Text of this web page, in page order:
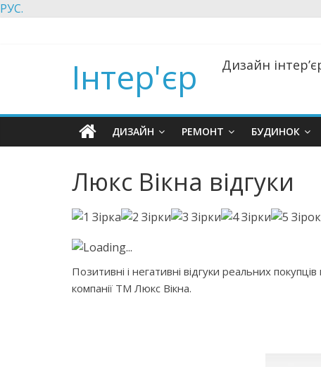
РУС.
Інтер'єр Дизайн
ДИЗАЙН РЕМОНТ БУДИНОК
Люкс Вікна відгуки
Loading...
Позитивні і негативні відгуки реальних
компанії ТМ Люкс Вікна.